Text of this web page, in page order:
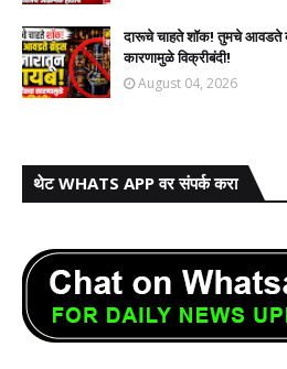
दारूचे चाहते शॉक! तुमचे आवडते
कारणामुळे विक्रीबंदी!
August 04, 2026
थेट WHATS APP वर संपर्क करा